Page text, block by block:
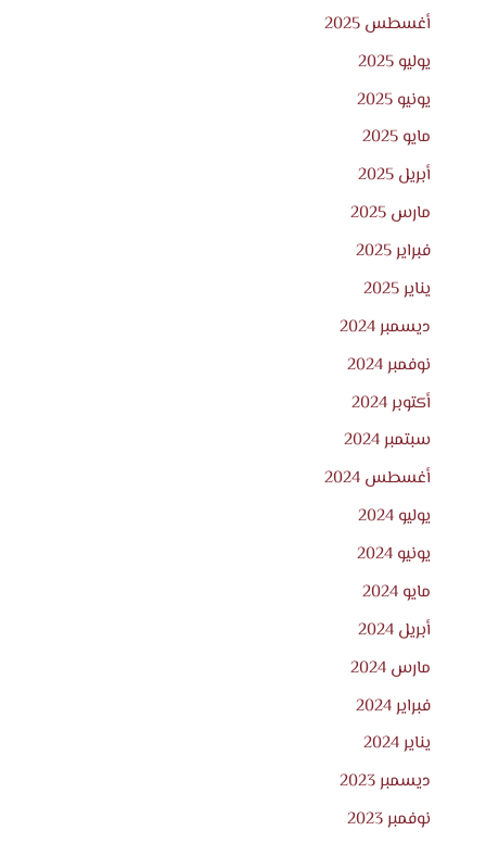
أغسطس 2025
يوليو 2025
يونيو 2025
مايو 2025
أبريل 2025
مارس 2025
فبراير 2025
يناير 2025
ديسمبر 2024
نوفمبر 2024
أكتوبر 2024
سبتمبر 2024
أغسطس 2024
يوليو 2024
يونيو 2024
مايو 2024
أبريل 2024
مارس 2024
فبراير 2024
يناير 2024
ديسمبر 2023
نوفمبر 2023